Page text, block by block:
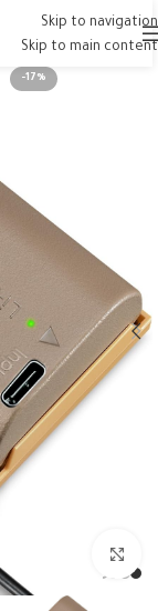
Skip to navigation
Skip to main content
-17%